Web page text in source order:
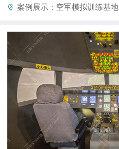
案例展示：空军模拟训练基地